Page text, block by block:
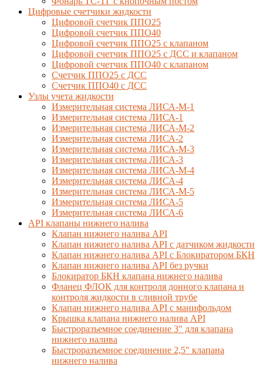
Цифровые счетчики жидкости
Цифровой счетчик ППО25
Цифровой счетчик ППО40
Цифровой счетчик ППО25 с клапаном
Цифровой счетчик ППО25 с ДСС и клапаном
Цифровой счетчик ППО40 с клапаном
Счетчик ППО25 с ДСС
Счетчик ППО40 с ДСС
Узлы учета жидкости
Измерительная система ЛИСА-М-1
Измерительная система ЛИСА-1
Измерительная система ЛИСА-М-2
Измерительная система ЛИСА-2
Измерительная система ЛИСА-М-3
Измерительная система ЛИСА-3
Измерительная система ЛИСА-М-4
Измерительная система ЛИСА-4
Измерительная система ЛИСА-М-5
Измерительная система ЛИСА-5
Измерительная система ЛИСА-6
API клапаны нижнего налива
Клапан нижнего налива API
Клапан нижнего налива API с датчиком жидкости
Клапан нижнего налива API с Блокиратором БКН
Клапан нижнего налива API без ручки
Блокиратор БКН клапана нижнего налива
Фланец ФЛОК для контроля донного клапана и
контроля жидкости в сливной трубе
Клапан нижнего налива API с манифольдом
Крышка клапана нижнего налива API
Быстроразъемное соединение 3" для клапана
нижнего налива
Быстроразъемное соединение 2,5" клапана
нижнего налива